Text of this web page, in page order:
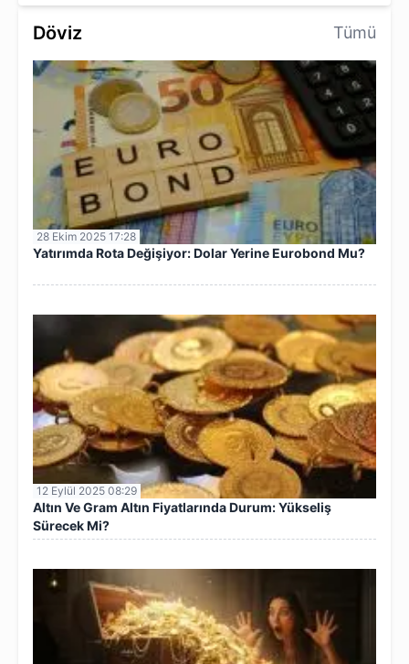
Döviz Tümü
28 Ekim 2025 17:28
Yatırımda Rota Değişiyor: Dolar Yerine Eurobond Mu?
12 Eylül 2025 08:29
Altın Ve Gram Altın Fiyatlarında Durum: Yükseliş
Sürecek Mi?